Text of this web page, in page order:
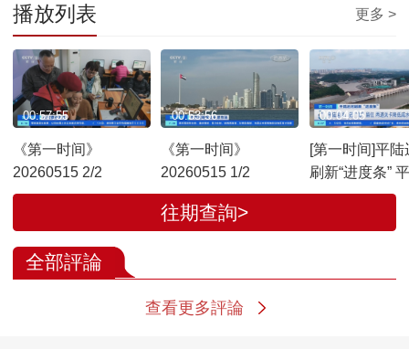
播放列表 更多 >
《第一时间》
20260515 2/2
00:57:55
《第一时间》
20260515 1/2
00:53:56
[第一时间]平陆
刷新“进度条”
河枢纽工程持
00:04:05
往期查詢>
全部評論
查看更多評論